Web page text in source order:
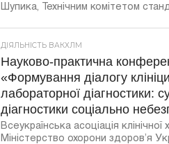
Шупика, Технічним комітетом
ДІЯЛЬНІСТЬ ВАКХЛМ
Науково-практична
«Формування діалогу
лабораторної діагностики:
діагностики соціально
Всеукраїнська асоціація
Міністерство охорони здоров’я